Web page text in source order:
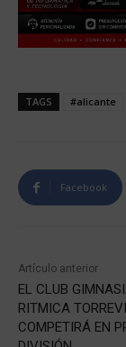
TAGS #alicante
Facebook
Artículo anterior
EL CLUB
RITMICA
COMPETIRÁ EN